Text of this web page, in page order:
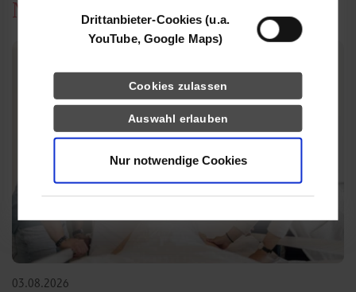
Drittanbieter-Cookies (u.a.
YouTube, Google Maps)
Cookies zulassen
Auswahl erlauben
Nur notwendige Cookies
News
03.08.2026